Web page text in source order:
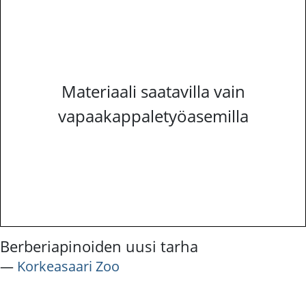
Materiaali saatavilla vain
vapaakappaletyöasemilla
Berberiapinoiden uusi tarha
― Korkeasaari Zoo